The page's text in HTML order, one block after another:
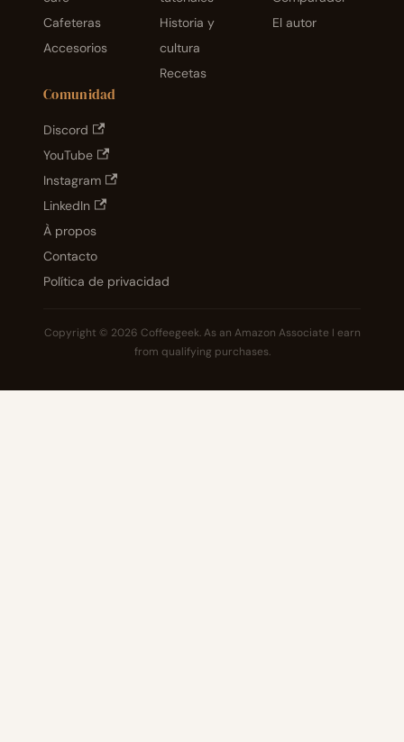
Cafeteras
Accesorios
Historia y
cultura
Recetas
El autor
Comunidad
Discord
YouTube
Instagram
LinkedIn
À propos
Contacto
Política de privacidad
Copyright © 2026 Coffeegeek. As an Amazon Associate I earn
from qualifying purchases.